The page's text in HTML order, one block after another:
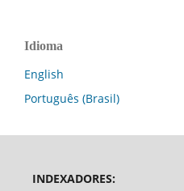
Idioma
English
Português (Brasil)
INDEXADORES: